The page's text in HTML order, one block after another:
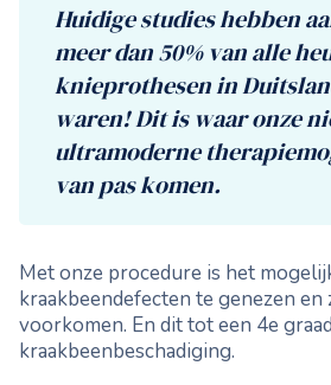
Huidige studies hebben
meer dan 50% van alle
knieprothesen in
waren! Dit is waar onze
ultramoderne
van pas komen.
Met onze procedure is het
kraakbeendefecten te genezen
voorkomen. En dit tot een 4e
kraakbeenbeschadiging.